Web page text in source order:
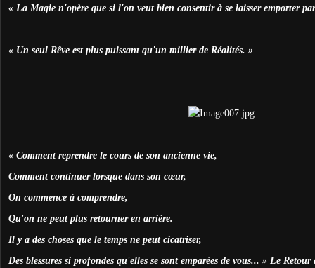
« La Magie n'opère que si l'on veut bien consentir à se laisser emporter
« Un seul Rêve est plus puissant qu'un millier de Réalités. »
« Comment reprendre le cours de son ancienne vie,
Comment continuer lorsque dans son cœur,
On commence à comprendre,
Qu'on ne peut plus retourner en arrière.
Il y a des choses que le temps ne peut cicatriser,
Des blessures si profondes qu'elles se sont emparées de vous... » Le